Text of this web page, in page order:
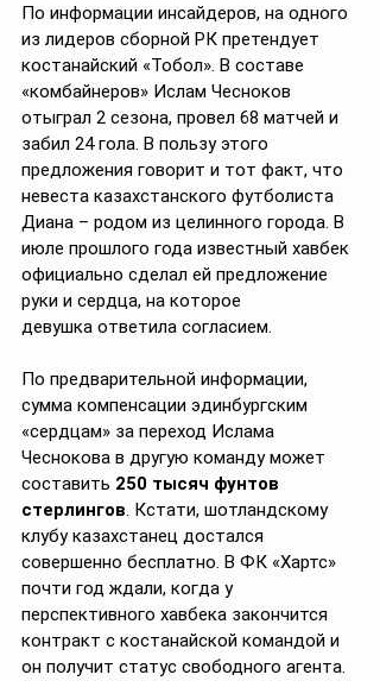
По информации инсайдеров, на одного
из лидеров сборной РК претендует
костанайский «Тобол». В составе
«комбайнеров» Ислам Чесноков
отыграл 2 сезона, провел 68 матчей и
забил 24 гола. В пользу этого
предложения говорит и тот факт, что
невеста казахстанского футболиста
Диана – родом из целинного города. В
июле прошлого года известный хавбек
официально сделал ей предложение
руки и сердца, на которое
девушка ответила согласием.
По предварительной информации,
сумма компенсации эдинбургским
«сердцам» за переход Ислама
Чеснокова в другую команду может
составить 250 тысяч фунтов
стерлингов. Кстати, шотландскому
клубу казахстанец достался
совершенно бесплатно. В ФК «Хартс»
почти год ждали, когда у
перспективного хавбека закончится
контракт с костанайской командой и
он получит статус свободного агента.